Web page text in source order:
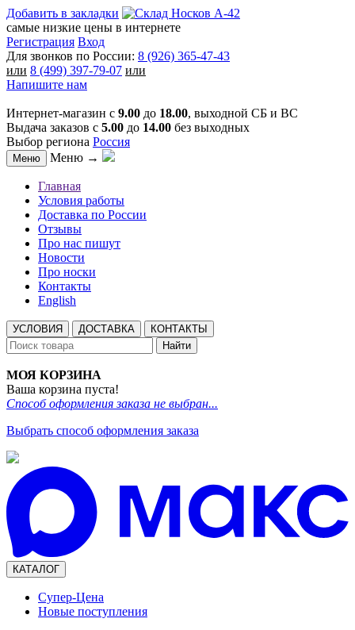
Добавить в закладки
самые низкие цены в интернете
Регистрация Вход
Для звонков по России: 8 (926) 365-47-43
или 8 (499) 397-79-07 или
Напишите нам
Интернет-магазин с 9.00 до 18.00, выходной СБ и ВС
Выдача заказов с 5.00 до 14.00 без выходных
Выбор региона Россия
Меню Меню →
Главная
Условия работы
Доставка по России
Отзывы
Про нас пишут
Новости
Про носки
Контакты
English
УСЛОВИЯ ДОСТАВКА
КОНТАКТЫ
Найти
МОЯ КОРЗИНА
Ваша корзина пуста!
Способ оформления заказа не выбран...
Выбрать способ оформления заказа
КАТАЛОГ
Супер-Цена
Новые поступления